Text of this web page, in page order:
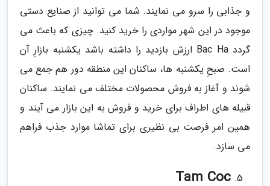
و جذابی را سرو می نمایند. شما می توانید از صنایع دستی
موجود در این شهر مواردی را خرید کنید. چیزی که باعث می
گردد Bac Ha ارزش بازدید را داشته باشد یکشنبه بازارِ آن
است. صبحِ یکشنبه ها، ساکنان این منطقه دور هم جمع می
شوند و آغاز به فروش محصولات مختلف می نمایند. ساکنان
قبیله های اطراف برای خرید و فروش به این بازار می آیند و
همین امر فرصت بی نظیری برای تماشا موارد جذب فراهم
می سازد.
Tam Coc